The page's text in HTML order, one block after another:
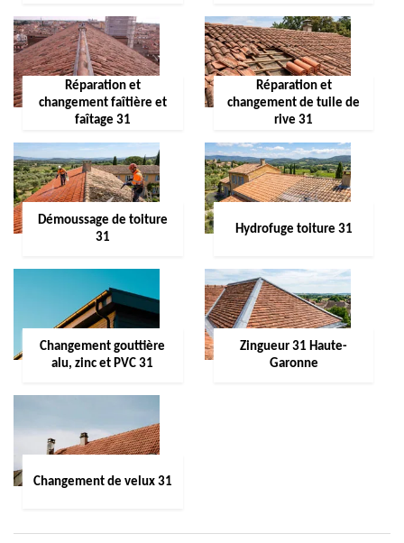
Réparation et
changement faîtière et
faîtage 31
Réparation et
changement de tuile de
rive 31
Démoussage de toiture
31
Hydrofuge toiture 31
Changement gouttière
alu, zinc et PVC 31
Zingueur 31 Haute-
Garonne
Changement de velux 31